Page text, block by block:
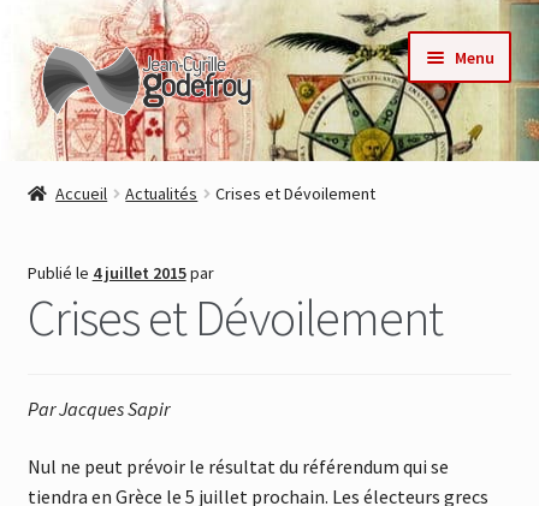
Aller
à
la
navigation
Aller
au
contenu
Menu
Accueil
Auteurs
Contact
Commande
Accueil Actualités Crises et Dévoilement
Publié le 4 juillet 2015par
Crises et Dévoilement
Par Jacques Sapir
Nul ne peut prévoir le résultat du référendum qui se
tiendra en Grèce le 5 juillet prochain. Les électeurs grecs